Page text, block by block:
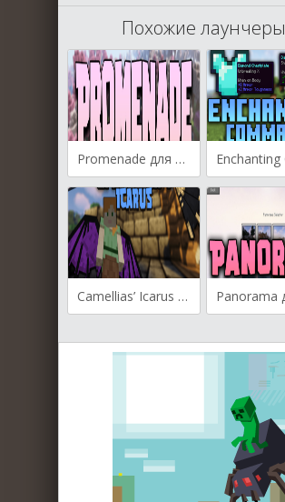
Похожие лаунчеры
Promenade для Майнкрафт [1.19.4, 1.19.3, 1.19.2]
Camellias’ Icarus для Майнкрафт [1.19.3, 1.19.2, 1.19.1]